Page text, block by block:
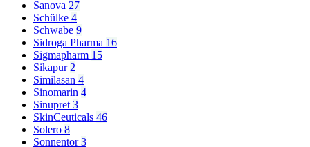
Sanova 27
Schülke 4
Schwabe 9
Sidroga Pharma 16
Sigmapharm 15
Sikapur 2
Similasan 4
Sinomarin 4
Sinupret 3
SkinCeuticals 46
Solero 8
Sonnentor3